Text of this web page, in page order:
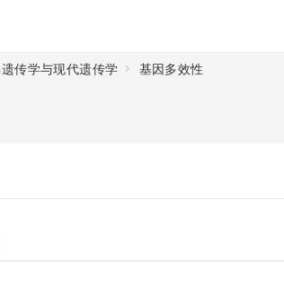
传学与现代遗传学 基因多效性